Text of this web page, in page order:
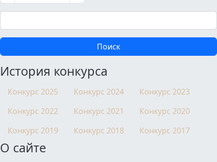
Поиск
История конкурса
Конкурс 2025 Конкурс 2024
Конкурс 2023
Конкурс 2022
Конкурс 2021
Конкурс 2020
Конкурс 2019
Конкурс 2018 Конкурс 2017
О сайте